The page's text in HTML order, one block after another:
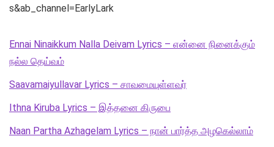
s&ab_channel=EarlyLark
Ennai Ninaikkum Nalla Deivam Lyrics – என்னை நினைக்கும்
நல்ல தெய்வம்
Saavamaiyullavar Lyrics – சாவமையுள்ளவர்
Ithna Kiruba Lyrics – இத்தனை கிருபை
Naan Partha Azhagelam Lyrics – நான் பார்த்த அழகெல்லாம்